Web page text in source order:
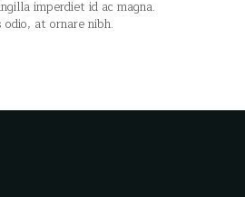
imperdiet id ac magna.
at ornare nibh.